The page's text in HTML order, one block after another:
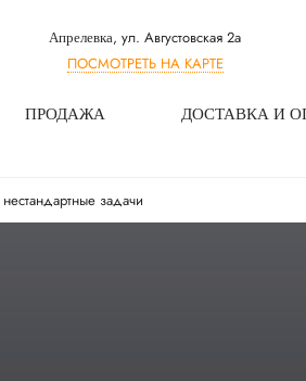
Апрелевка, ул. Августовская 2а
ПОСМОТРЕТЬ НА КАРТЕ
ПРОДАЖА ДОСТАВКА И
задачи